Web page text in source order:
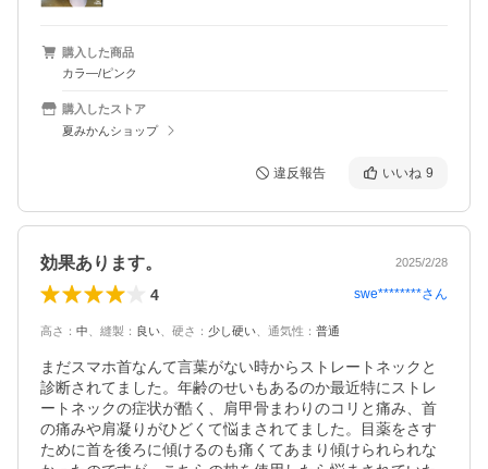
購入した商品
カラ―/ピンク
購入したストア
夏みかんショップ
違反報告 いいね 9
効果あります。 2025/2/28
4 swe********さん
高さ ： 中 縫製 ： 良い 硬さ ： 少し硬い 通気性 ： 普通
まだスマホ首なんて言葉がない時からストレートネックと
診断されてました。年齢のせいもあるのか最近特にストレ
ートネックの症状が酷く、肩甲骨まわりのコリと痛み、首
の痛みや肩凝りがひどくて悩まされてました。目薬をさす
ために首を後ろに傾けるのも痛くてあまり傾けられられな